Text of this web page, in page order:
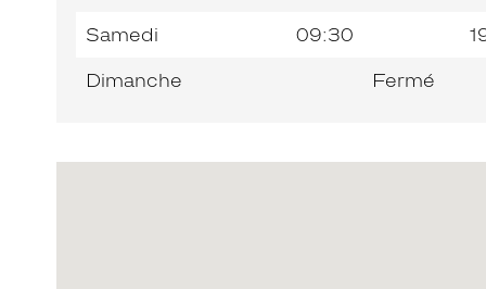
Samedi 09:30
Dimanche Fermé